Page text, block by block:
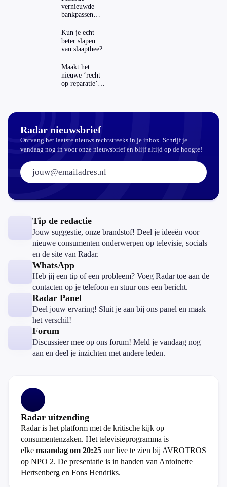
vernieuwde
bankpassen
ING-app: is dat
wel veilig?
Kun je echt
beter slapen
van slaapthee?
Maakt het
nieuwe ‘recht
op reparatie’
Radar nieuwsbrief
Ontvang het laatste nieuws rechtstreeks in je inbox. Schrijf je
vandaag nog in voor onze nieuwsbrief en blijf altijd op de hoogte!
E-mailadres:
Tip de redactie
Jouw suggestie, onze brandstof! Deel je ideeën voor
nieuwe consumenten onderwerpen op televisie, socials
en de site van Radar.
WhatsApp
Heb jij een tip of een probleem? Voeg Radar toe aan de
contacten op je telefoon en stuur ons een bericht.
Radar Panel
Deel jouw ervaring! Sluit je aan bij ons panel en maak
het verschil!
Forum
Discussieer mee op ons forum! Meld je vandaag nog
aan en deel je inzichten met andere leden.
Radar uitzending
Radar is het platform met de kritische kijk op
consumentenzaken. Het televisieprogramma is
elke maandag om 20:25 uur live te zien bij AVROTROS
op NPO 2. De presentatie is in handen van Antoinette
Hertsenberg en Fons Hendriks.